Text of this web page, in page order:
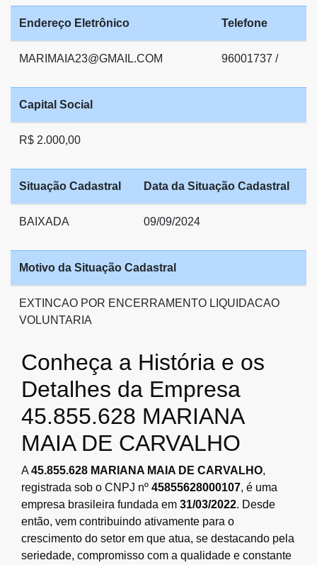
Endereço Eletrônico Telefone
MARIMAIA23@GMAIL.COM 96001737 /
Capital Social
R$ 2.000,00
Situação Cadastral Data da Situação Cadastral
BAIXADA 09/09/2024
Motivo da Situação Cadastral
EXTINCAO POR ENCERRAMENTO LIQUIDACAO
VOLUNTARIA
Conheça a História e os
Detalhes da Empresa
45.855.628 MARIANA
MAIA DE CARVALHO
A45.855.628 MARIANA MAIA DE CARVALHO,
registrada sob o CNPJ nº 45855628000107, é uma
empresa brasileira fundada em 31/03/2022. Desde
então, vem contribuindo ativamente para o
crescimento do setor em que atua, se destacando pela
seriedade, compromisso com a qualidade e constante